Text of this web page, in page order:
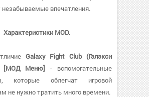
незабываемые впечатления.
Характеристики MOD.
Galaxy Fight Club (Гэлэкси
[МОД Меню] - вспомогательные
которые облегчат игровой
не нужно тратить много времени.